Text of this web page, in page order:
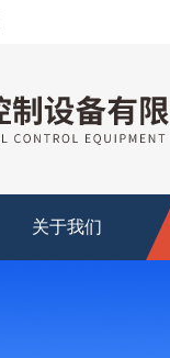
关于我们